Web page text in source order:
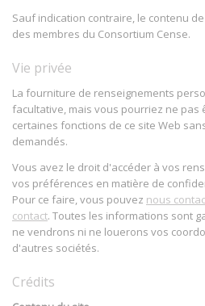
Sauf indication contraire, le contenu
des membres du Consortium Cense.
Vie privée
La fourniture de renseignements
facultative, mais vous pourriez ne pas
certaines fonctions de ce site Web
demandés.
Vous avez le droit d'accéder à vos
vos préférences en matière de
Pour ce faire, vous pouvez nous
contact. Toutes les informations sont
ne vendrons ni ne louerons vos
d'autres sociétés.
Crédits